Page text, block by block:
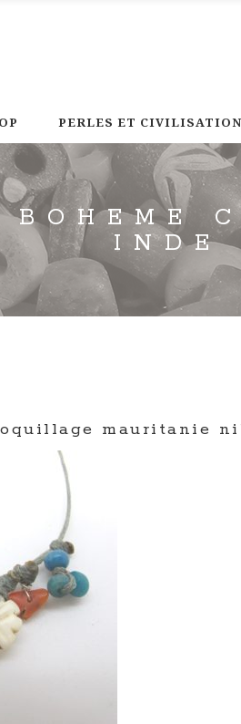
PERLES ET
BOHEME
INDE
mauritanie